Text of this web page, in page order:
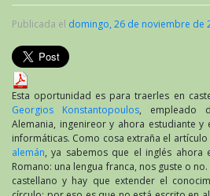
Publicada el domingo, 26 de noviembre de
Esta oportunidad es para traerles en
Georgios Konstantopoulos, empleado
Alemania, ingenireor y ahora estudiante y
informáticas. Como cosa extraña el artículo
alemán, ya sabemos que el inglés ahora
Romano: una lengua franca, nos guste o
castellano y hay que extender el